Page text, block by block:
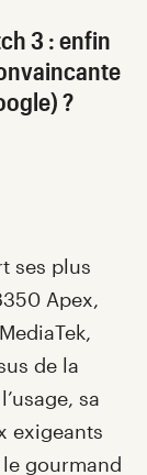
3 : enfin
?
ses plus
Apex,
de la
sa
exigeants
gourmand